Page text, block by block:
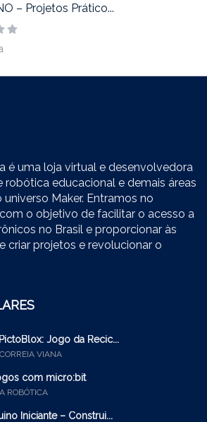
– Projetos Prático...
é uma loja virtual e desenvolvedora
robótica educacional e demais áreas
Maker. Entramos no
o objetivo de facilitar o acesso a
no Brasil e proporcionar às
criar projetos e revolucionar o
Jogo da Recic...
VIANA
com micro:bit
ROBÓTICA
Iniciante – Construi...